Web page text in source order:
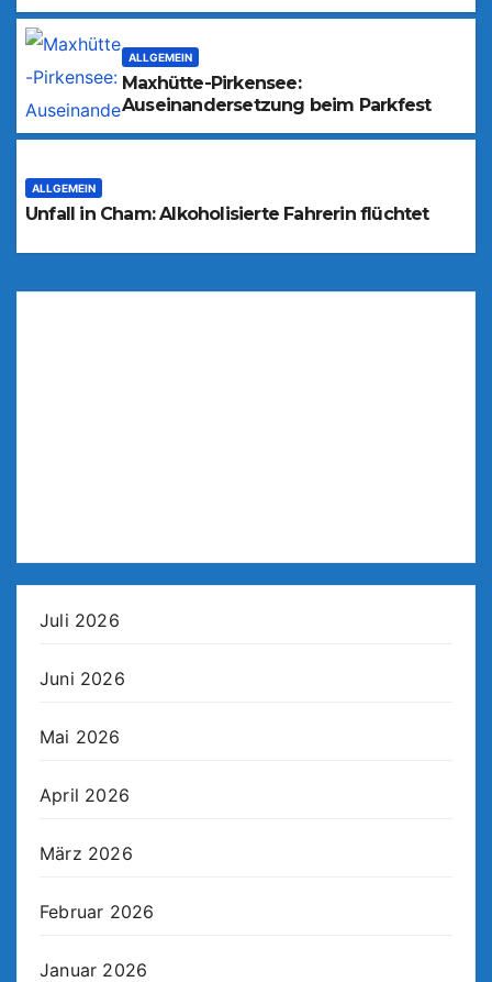
ALLGEMEIN
Maxhütte-Pirkensee:
Auseinandersetzung beim Parkfest
ALLGEMEIN
Unfall in Cham: Alkoholisierte Fahrerin flüchtet
Juli 2026
Juni 2026
Mai 2026
April 2026
März 2026
Februar 2026
Januar 2026